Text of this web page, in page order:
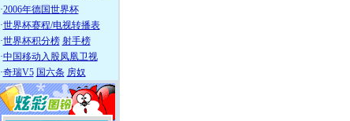
·2006年德国世界杯
·世界杯赛程/电视转播表
·世界杯积分榜 射手榜
·中国移动入股凤凰卫视
·奇瑞V5 国六条 房奴